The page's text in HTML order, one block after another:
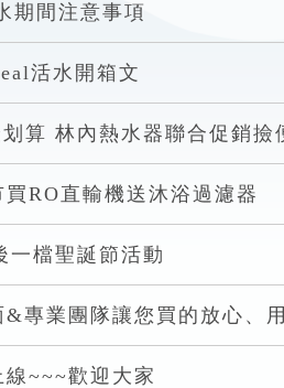
期間注意事項
活水開箱文
算 林內熱水器聯合促銷撿
買RO直輸機送沐浴過濾器
一檔聖誕節活動
&專業團隊讓您買的放心、
線~~~歡迎大家